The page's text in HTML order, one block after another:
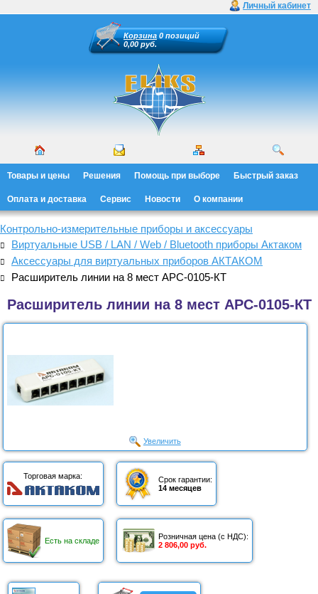
Личный кабинет
Корзина 0 позиций
0,00 руб.
Товары и цены Решения Помощь при выборе Быстрый заказ
Оплата и доставка Сервис Новости О компании
Контрольно-измерительные приборы и аксессуары
Виртуальные USB / LAN / Web / Bluetooth приборы Актаком
Аксессуары для виртуальных приборов АКТАКОМ
Расширитель линии на 8 мест АРС-0105-КТ
Расширитель линии на 8 мест АРС-0105-КТ
Увеличить
Торговая марка:
Срок гарантии:
14 месяцев
Есть на складе
Розничная цена (с НДС):
2 806,00 руб.